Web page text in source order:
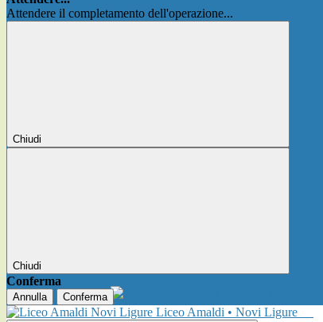
Attendere il completamento dell'operazione...
Chiudi
Chiudi
Conferma
Annulla Conferma
Liceo Amaldi • Novi Ligure